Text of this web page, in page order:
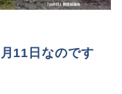
11日なのです